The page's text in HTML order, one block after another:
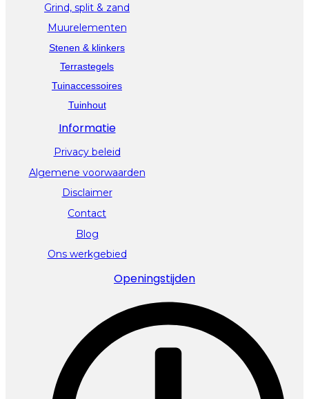
Grind, split & zand
Muurelementen
Stenen & klinkers
Terrastegels
Tuinaccessoires
Tuinhout
Informatie
Privacy beleid
Algemene voorwaarden
Disclaimer
Contact
Blog
Ons werkgebied
Openingstijden